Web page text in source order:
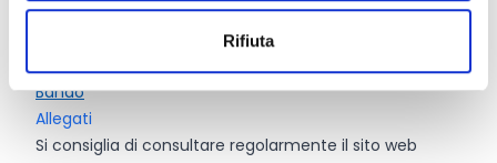
Rifiuta
Link e Documenti
Pagina web per formulari e documenti
Bando
Allegati
Si consiglia di consultare regolarmente il sito web